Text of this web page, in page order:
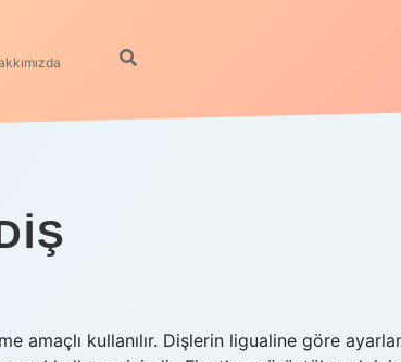
amaçlı kullanılır. Dişlerin ligualine göre